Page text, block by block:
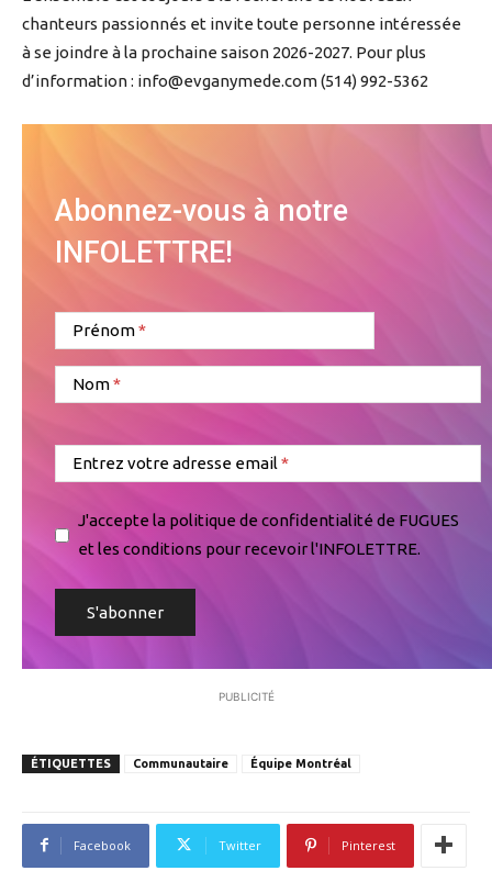
chanteurs passionnés et invite toute personne intéressée
à se joindre à la prochaine saison 2026-2027. Pour plus
d’information : info@evganymede.com(514) 992-5362
Abonnez-vous à notre
INFOLETTRE!
Prénom
Nom
Entrez votre adresse email
J'accepte la politique de confidentialité de FUGUES
et les conditions pour recevoir l'INFOLETTRE.
PUBLICITÉ
ÉTIQUETTES Communautaire Équipe Montréal
Facebook Twitter Pinterest